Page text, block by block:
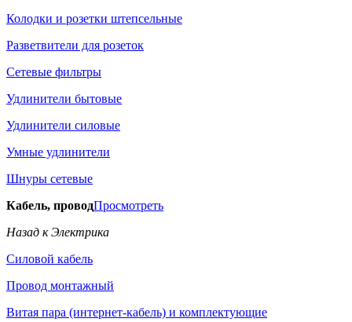
Колодки и розетки штепсельные
Разветвители для розеток
Сетевые фильтры
Удлинители бытовые
Удлинители силовые
Умные удлинители
Шнуры сетевые
Кабель, проводПросмотреть
Назад к Электрика
Силовой кабель
Провод монтажный
Витая пара (интернет-кабель) и комплектующие